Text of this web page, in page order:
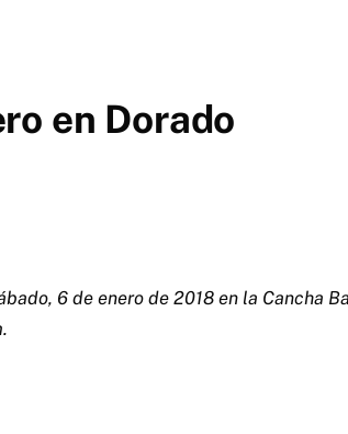
en Dorado
6 de enero de 2018 en la Cancha